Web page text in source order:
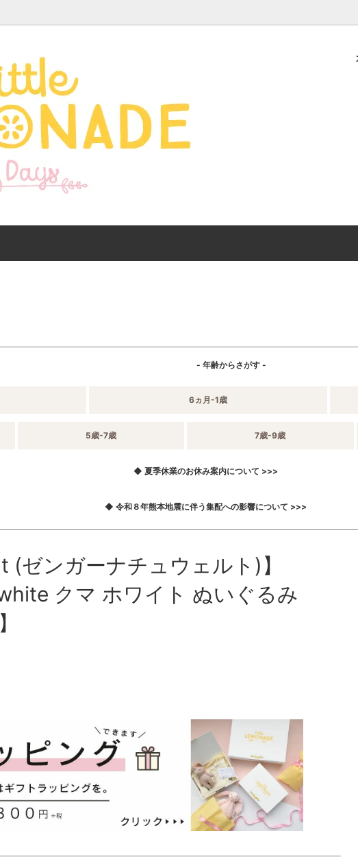
Goods - 雑貨 -
Brands
【出産ギフト特集】 出産祝
いにおすすめのアイテムを
ご紹介
- 年齢からさがす -
6ヵ月-1歳
5歳-7歳 7歳-9歳
◆ 夏季休業のお休み案内について >>>
◆ 令和８年熊本地震に伴う集配への影響について >>>
(ゼンガーナチュウェルト)】
クマ ホワイト ぬいぐるみ